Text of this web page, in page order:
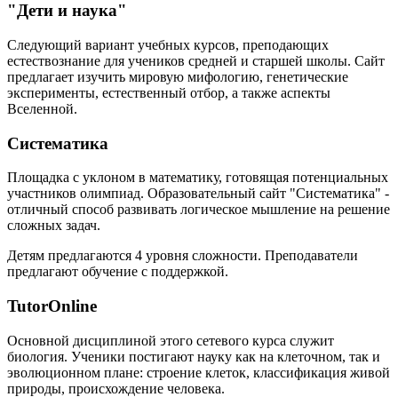
"Дети и наука"
Следующий вариант учебных курсов, преподающих
естествознание для учеников средней и старшей школы. Сайт
предлагает изучить мировую мифологию, генетические
эксперименты, естественный отбор, а также аспекты
Вселенной.
Систематика
Площадка с уклоном в математику, готовящая потенциальных
участников олимпиад. Образовательный сайт "Систематика" -
отличный способ развивать логическое мышление на решение
сложных задач.
Детям предлагаются 4 уровня сложности. Преподаватели
предлагают обучение с поддержкой.
TutorOnline
Основной дисциплиной этого сетевого курса служит
биология. Ученики постигают науку как на клеточном, так и
эволюционном плане: строение клеток, классификация живой
природы, происхождение человека.